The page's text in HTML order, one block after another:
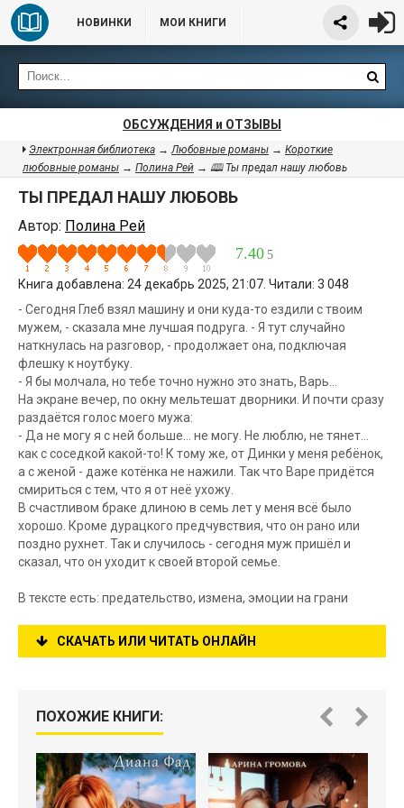
НОВИНКИ МОИ КНИГИ
ОБСУЖДЕНИЯ и ОТЗЫВЫ
Электронная библиотека →Любовные романы → Короткие
любовные романы → Полина Рей → 🕮 Ты предал нашу любовь
ТЫ ПРЕДАЛ НАШУ ЛЮБОВЬ
Автор: Полина Рей
7.40 5
Книга добавлена: 24 декабрь 2025, 21:07. Читали: 3 048
- Сегодня Глеб взял машину и они куда-то ездили с твоим
мужем, - сказала мне лучшая подруга. - Я тут случайно
наткнулась на разговор, - продолжает она, подключая
флешку к ноутбуку.
- Я бы молчала, но тебе точно нужно это знать, Варь…
На экране вечер, по окну мельтешат дворники. И почти сразу
раздаётся голос моего мужа:
- Да не могу я с ней больше… не могу. Не люблю, не тянет…
как с соседкой какой-то! К тому же, от Динки у меня ребёнок,
а с женой - даже котёнка не нажили. Так что Варе придётся
смириться с тем, что я от неё ухожу.
В счастливом браке длиною в семь лет у меня всё было
хорошо. Кроме дурацкого предчувствия, что он рано или
поздно рухнет. Так и случилось - сегодня муж пришёл и
сказал, что он уходит к своей второй семье.
В тексте есть: предательство, измена, эмоции на грани
СКАЧАТЬ ИЛИ ЧИТАТЬ ОНЛАЙН
ПОХОЖИЕ КНИГИ: